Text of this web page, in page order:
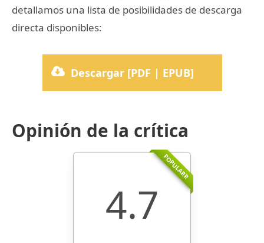
detallamos una lista de posibilidades de descarga
directa disponibles:
Descargar [PDF | EPUB]
Opinión de la crítica
POPULARR
4.7